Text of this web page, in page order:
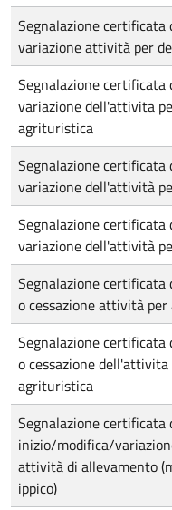
Segnalazione certificata
variazione attività per
Segnalazione certificata
variazione dell'attivita
agrituristica
Segnalazione certificata
variazione dell'attività
Segnalazione certificata
variazione dell'attività
Segnalazione
o cessazione attività
Segnalazione
o cessazione
agrituristica
Segnalazione certificata
inizio/modifica/
attività di allevamento
ippico)